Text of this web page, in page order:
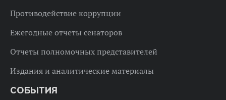
Противодействие коррупции
Ежегодные отчеты сенаторов
Отчеты полномочных представителей
Издания и аналитические материалы
СОБЫТИЯ